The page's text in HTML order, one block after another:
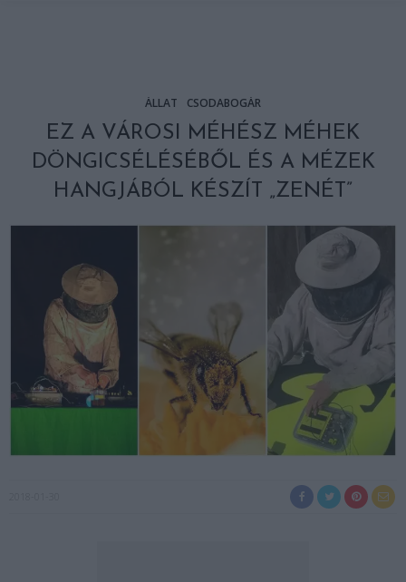
ÁLLAT CSODABOGÁR
EZ A VÁROSI MÉHÉSZ MÉHEK
DÖNGICSÉLÉSÉBŐL ÉS A MÉZEK
HANGJÁBÓL KÉSZÍT „ZENÉT”